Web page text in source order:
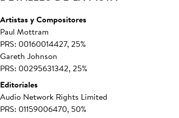
Artistas y Compositores
Paul Mottram
PRS: 00160014427, 25%
Gareth Johnson
PRS: 00295631342, 25%
Editoriales
Audio Network Rights Limited
PRS: 01159006470, 50%